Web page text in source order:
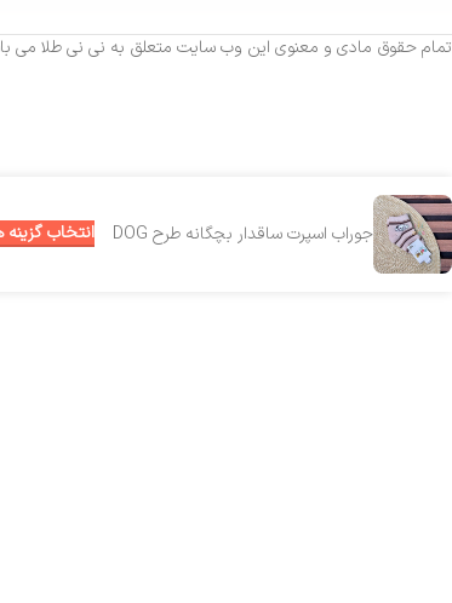
تمام حقوق مادی و معنوی این وب سایت متعلق به نی نی طلا می
جوراب اسپرت ساقدار بچگانه طرح DOG انتخاب گزینه